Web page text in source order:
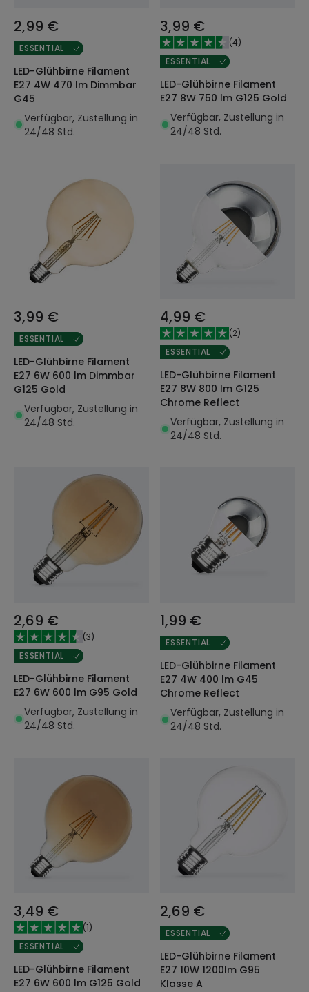
2,99 €
ESSENTIAL
LED-Glühbirne Filament
E27 4W 470 lm Dimmbar
G45
Verfügbar, Zustellung in
24/48 Std.
3,99 €
(4)
ESSENTIAL
LED-Glühbirne Filament
E27 8W 750 lm G125 Gold
Verfügbar, Zustellung in
24/48 Std.
3,99 €
ESSENTIAL
LED-Glühbirne Filament
E27 6W 600 lm Dimmbar
G125 Gold
Verfügbar, Zustellung in
24/48 Std.
4,99 €
(2)
ESSENTIAL
LED-Glühbirne Filament
E27 8W 800 lm G125
Chrome Reflect
Verfügbar, Zustellung in
24/48 Std.
2,69 €
(3)
ESSENTIAL
LED-Glühbirne Filament
E27 6W 600 lm G95 Gold
Verfügbar, Zustellung in
24/48 Std.
1,99 €
ESSENTIAL
LED-Glühbirne Filament
E27 4W 400 lm G45
Chrome Reflect
Verfügbar, Zustellung in
24/48 Std.
3,49 €
(1)
ESSENTIAL
LED-Glühbirne Filament
E27 6W 600 lm G125 Gold
2,69 €
ESSENTIAL
LED-Glühbirne Filament
E27 10W 1200lm G95
Klasse A